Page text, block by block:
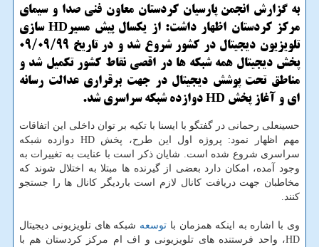
به گزارش انجمن پارسیان کردستان معاون فنی صدا و سیمای
مرکز کردستان اظهار داشت: از یکسال پیش مسیرHD سازی
تلویزیون دیجیتال در کشور شروع شد و در تاریخ 09/09/9۹
پخش دیجیتال همه شبکه ها در اقصی نقاط کشور تکمیل شد و
مناطق تحت پوشش دیجیتال در جهت برقراری عدالت رسانه
ای و آغاز پخش HD دوازده شبکه سراسری شد.
حسینعلی رحمانی در گفتگو با ایسنا با تکیه بر توان داخلی این اتفاقات
مهم اظهار نمود: پروژه اول این طرح، پخش HD دوازده شبکه
سراسری شروع شده است. شایان ذکر است با عنایت به تغییرات به
وجود آمده، امکان دارد بعضی از گیرنده ها مبتلا به اختلال شوند که
مخاطبان جهت دریافت کانال لازم است باردیگر کانال ها را جستجو
کنند.
وی با اشاره به اینکه همزمان با توسعه شبکه های تلویزیونی دیجیتال
HD، واحد فرستنده های تلویزیونی و اف ام مرکز کردستان هم با